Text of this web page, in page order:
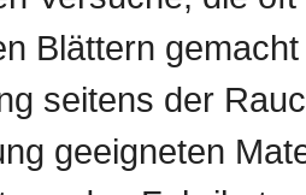
Blättern
seitens der
geeigneten